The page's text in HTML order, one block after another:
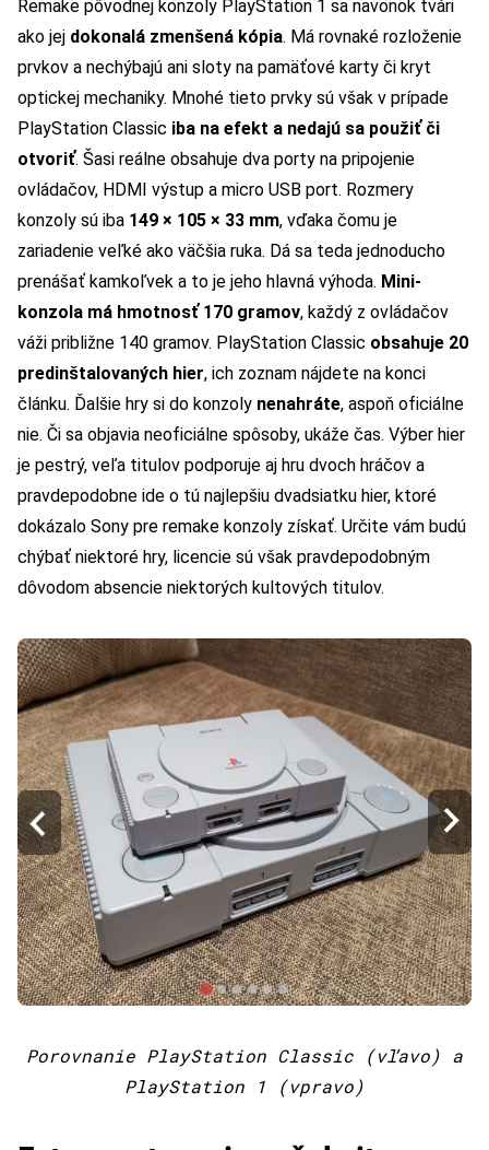
Remake pôvodnej konzoly PlayStation 1 sa navonok tvári
ako jej dokonalá zmenšená kópia. Má rovnaké rozloženie
prvkov a nechýbajú ani sloty na pamäťové karty či kryt
optickej mechaniky. Mnohé tieto prvky sú však v prípade
PlayStation Classic iba na efekt a nedajú sa použiť či
otvoriť. Šasi reálne obsahuje dva porty na pripojenie
ovládačov, HDMI výstup a micro USB port. Rozmery
konzoly sú iba 149 × 105 × 33 mm, vďaka čomu je
zariadenie veľké ako väčšia ruka. Dá sa teda jednoducho
prenášať kamkoľvek a to je jeho hlavná výhoda. Mini-
konzola má hmotnosť 170 gramov, každý z ovládačov
váži približne 140 gramov. PlayStation Classic obsahuje 20
predinštalovaných hier, ich zoznam nájdete na konci
článku. Ďalšie hry si do konzoly nenahráte, aspoň oficiálne
nie. Či sa objavia neoficiálne spôsoby, ukáže čas. Výber hier
je pestrý, veľa titulov podporuje aj hru dvoch hráčov a
pravdepodobne ide o tú najlepšiu dvadsiatku hier, ktoré
dokázalo Sony pre remake konzoly získať. Určite vám budú
chýbať niektoré hry, licencie sú však pravdepodobným
dôvodom absencie niektorých kultových titulov.
Porovnanie PlayStation Classic (vľavo) a
PlayStation 1 (vpravo)